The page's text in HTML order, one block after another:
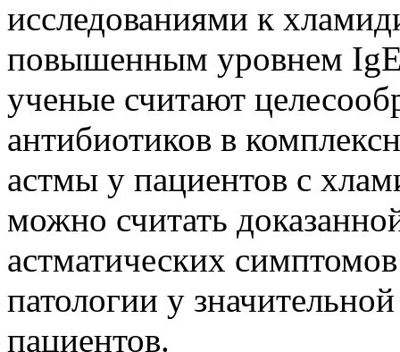
исследованиями к
повышенным уровнем
ученые считают
антибиотиков в
астмы у пациентов с
можно считать
астматических
патологии у
пациентов.